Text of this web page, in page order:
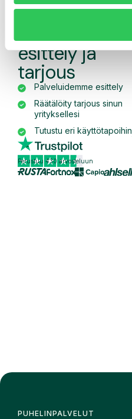
Pyydä
räätälöity
esittely ja
tarjous
Palveluidemme esittely
Räätälöity tarjous sinun
yrityksellesi
Tutustu eri käyttötapoihin
Perustuu 430 arvosteluun
PUHELINPALVELUT